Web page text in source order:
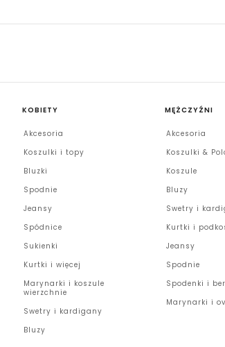
KOBIETY
Akcesoria
Koszulki i topy
Bluzki
Spodnie
Jeansy
Spódnice
Sukienki
Kurtki i więcej
Marynarki i koszule
wierzchnie
Swetry i kardigany
Bluzy
MĘŻCZYŹNI
Akcesoria
Koszulki &
Koszule
Bluzy
Swetry i
Kurtki i
Jeansy
Spodnie
Spodenki i
Marynarki i